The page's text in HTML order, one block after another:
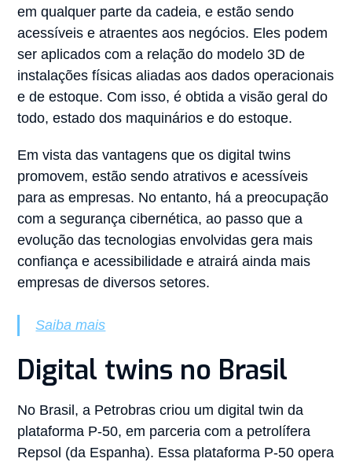
em qualquer parte da cadeia, e estão sendo
acessíveis e atraentes aos negócios. Eles podem
ser aplicados com a relação do modelo 3D de
instalações físicas aliadas aos dados operacionais
e de estoque. Com isso, é obtida a visão geral do
todo, estado dos maquinários e do estoque.
Em vista das vantagens que os digital twins
promovem, estão sendo atrativos e acessíveis
para as empresas. No entanto, há a preocupação
com a segurança cibernética, ao passo que a
evolução das tecnologias envolvidas gera mais
confiança e acessibilidade e atrairá ainda mais
empresas de diversos setores.
Saiba mais
Digital twins no Brasil
No Brasil, a Petrobras criou um digital twin da
plataforma P-50, em parceria com a petrolífera
Repsol (da Espanha). Essa plataforma P-50 opera